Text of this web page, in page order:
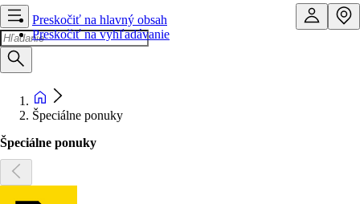
Preskočiť na hlavný obsah
Preskočiť na vyhľadávanie
Špeciálne ponuky
Špeciálne ponuky